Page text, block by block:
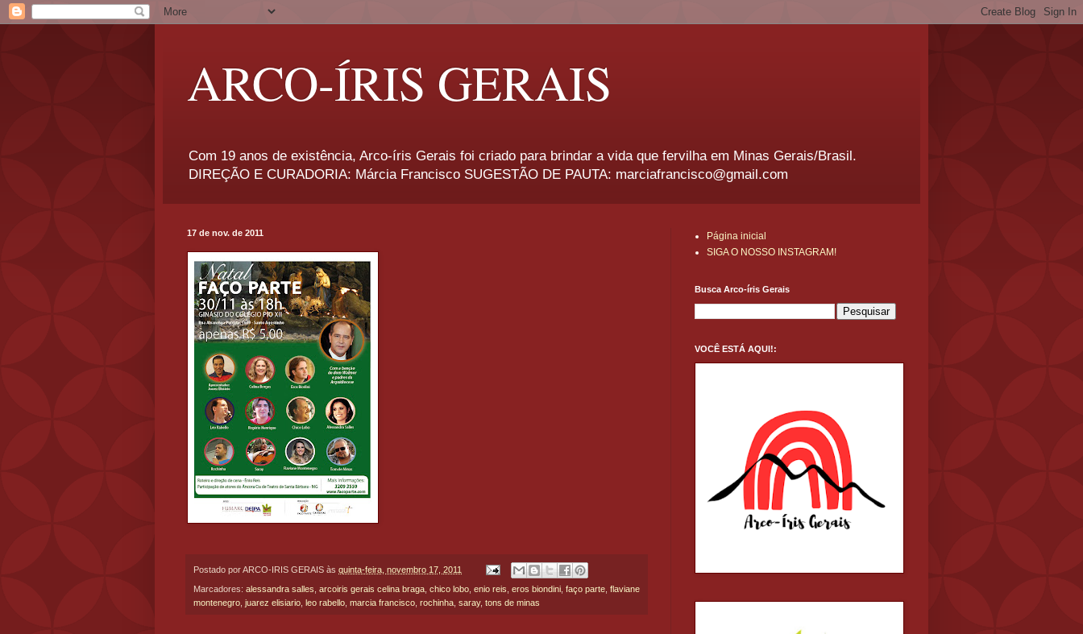
ARCO-ÍRIS GERAIS
Com 19 anos de existência, Arco-íris Gerais foi criado para brindar a vida que fervilha em Minas Gerais/Brasil.
DIREÇÃO E CURADORIA: Márcia Francisco SUGESTÃO DE PAUTA: marciafrancisco@gmail.com
17 de nov. de 2011
Postado porARCO-IRIS GERAIS às quinta-feira, novembro 17, 2011
Marcadores: alessandra salles arcoiris gerais celina braga chico lobo enio reis eros biondini faço parte flaviane
montenegro juarez elisiario leo rabello marcia francisco rochinha saray, tons de minas
Página inicial
SIGA O NOSSO INSTAGRAM!
Busca Arco-íris Gerais
VOCÊ ESTÁ AQUI!: